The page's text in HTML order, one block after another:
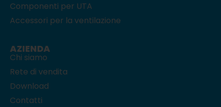
Componenti per UTA
Accessori per la ventilazione
AZIENDA
Chi siamo
Rete di vendita
Download
Contatti